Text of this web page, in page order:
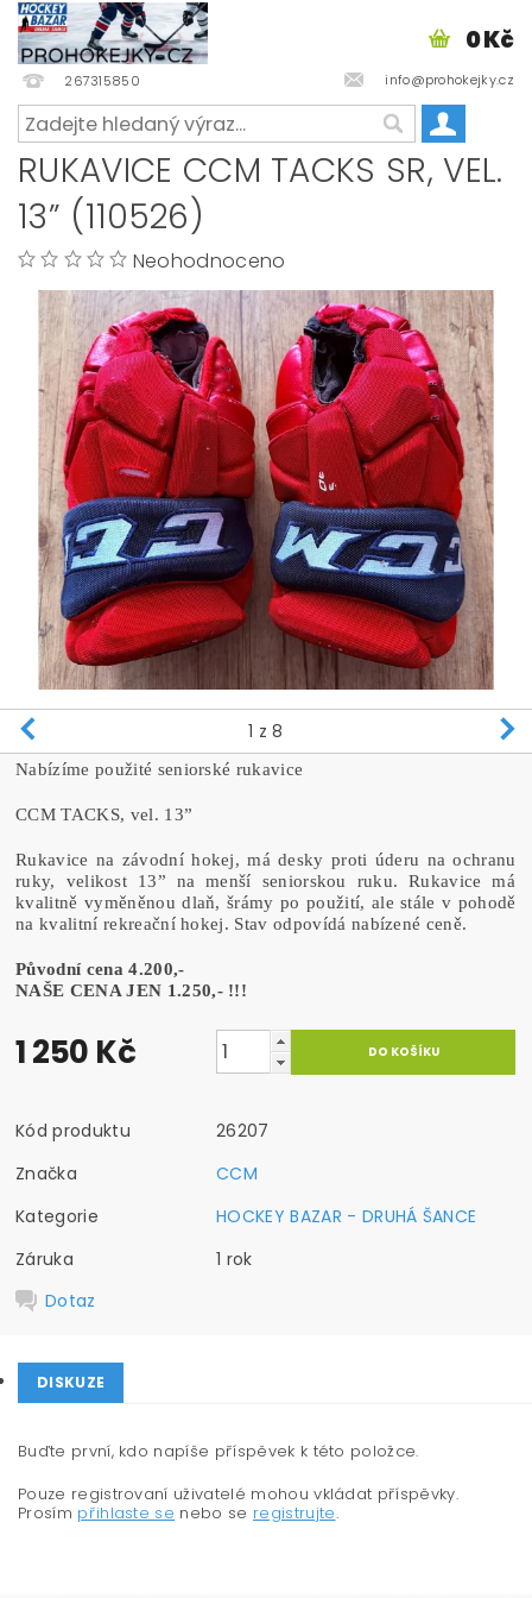
267315850 info@prohokejky.cz
0 Kč
RUKAVICE CCM TACKS SR, VEL.
13” (110526)
Neohodnoceno
1 z 8
Nabízíme použité seniorské rukavice
CCM TACKS, vel. 13”
Rukavice na závodní hokej, má desky proti úderu na ochranu
ruky, velikost 13” na menší seniorskou ruku. Rukavice má
kvalitně vyměněnou dlaň, šrámy po použití, ale stále v pohodě
na kvalitní rekreační hokej. Stav odpovídá nabízené ceně.
Původní cena 4.200,-
NAŠE CENA JEN 1.250,- !!!
1 250 Kč
Kód produktu
26207
Značka
CCM
Kategorie
HOCKEY BAZAR - DRUHÁ ŠANCE
Záruka
1 rok
Dotaz
DISKUZE
Buďte první, kdo napíše příspěvek k této položce.
Pouze registrovaní uživatelé mohou vkládat příspěvky.
Prosím přihlaste se nebo se registrujte.